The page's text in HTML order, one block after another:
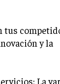
tus
y la
La